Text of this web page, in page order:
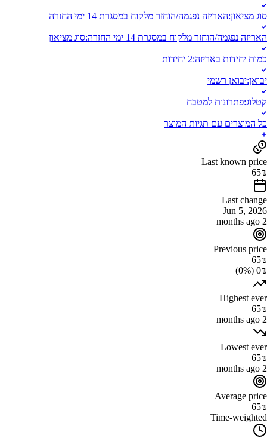
סוג מציאון:האריזה נפגמה/הוחזר מלקוח במסגרת 14 ימי החזרה
האריזה נפגמה/הוחזר מלקוח במסגרת 14 ימי החזרה :סוג מציאון
כמות יחידות באריזה:2 יחידות
יבואן:יבואן רשמי
קטלוג:פתרונות למטבח
כל המוצרים עם תגיות המוצר
Last known price
65₪
Last change
Jun 5, 2026
2 months ago
Previous price
65₪
0₪ (0%)
Highest ever
65₪
2 months ago
Lowest ever
65₪
2 months ago
Average price
65₪
Time-weighted